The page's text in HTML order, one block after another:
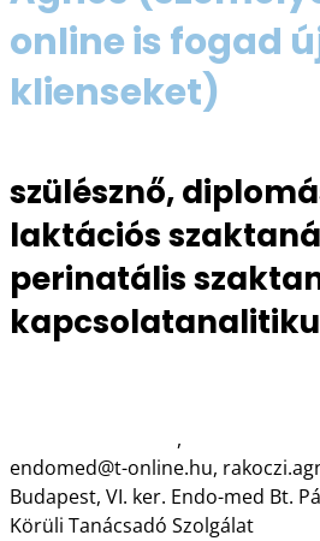
online is fogad
klienseket)
szülésznő,
laktációs
perinatális
,
endomed@t-online.hu,
Budapest, VI. ker. Endo-med Bt.
Körüli Tanácsadó Szolgálat